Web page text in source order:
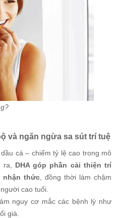
và ngăn ngừa sa sút trí tuệ
cá – chiếm tỷ lệ cao trong mô
ra, DHA góp phần cải thiện trí
nhận thức , đồng thời làm chậm
cao tuổi.
nguy cơ mắc các bệnh lý như
già.